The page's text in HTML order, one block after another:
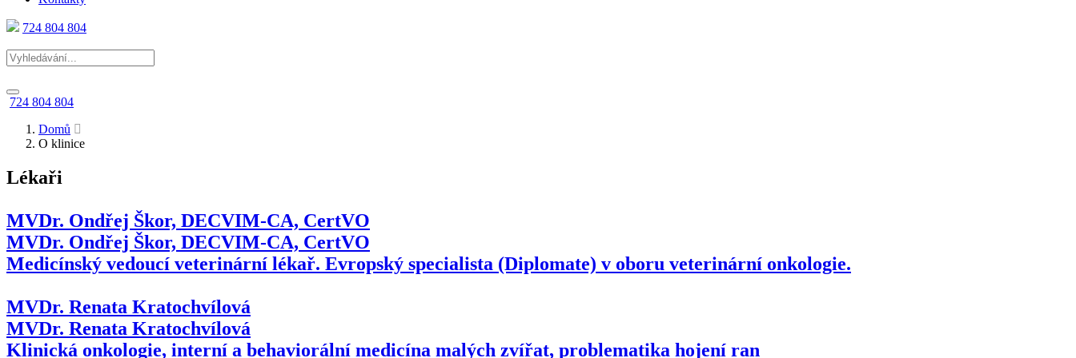
724 804 804
724 804 804
Domů
O klinice
Lékaři
MVDr. Ondřej Škor, DECVIM-CA, CertVO
MVDr. Ondřej Škor, DECVIM-CA, CertVO
Medicínský vedoucí veterinární lékař. Evropský specialista (Diplomate) v oboru veterinární onkologie.
MVDr. Renata Kratochvílová
MVDr. Renata Kratochvílová
Klinická onkologie, interní a behaviorální medicína malých zvířat, problematika hojení ran